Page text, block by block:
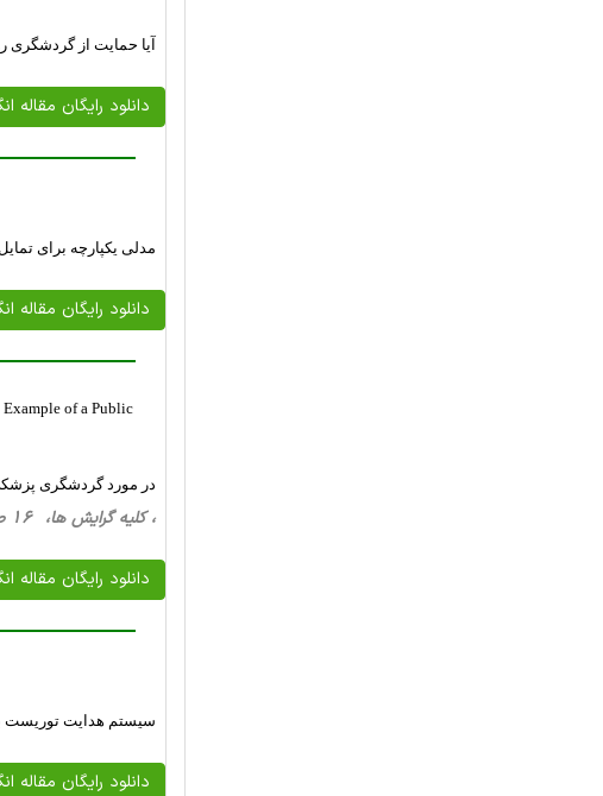
آیا حمایت از گردشگری
دانلود رایگان مقاله
مدلی یکپارچه برای
دانلود رایگان مقاله
of a Public
در مورد گردشگری
، کلیه گرایش ها، 16 صفحه فارسی تایپ شده ، 214 کیلو بایت WORD
دانلود رایگان مقاله
سیستم هدایت توریست
دانلود رایگان مقاله